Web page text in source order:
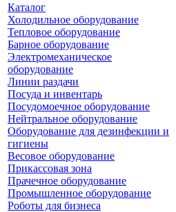
Каталог
Холодильное оборудование
Тепловое оборудование
Барное оборудование
Электромеханическое
оборудование
Линии раздачи
Посуда и инвентарь
Посудомоечное оборудование
Нейтральное оборудование
Оборудование для дезинфекции и
гигиены
Весовое оборудование
Прикассовая зона
Прачечное оборудование
Промышленное оборудование
Роботы для бизнеса